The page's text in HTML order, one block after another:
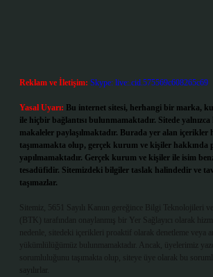
Reklam ve İletişim: Skype: live:.cid.575569c608265c69
Yasal Uyarı: Bu internet sitesi, herhangi bir marka,
ile hiçbir bağlantısı bulunmamaktadır. Sitede yalnızca
makaleler paylaşılmaktadır. Burada yer alan içerikler
taşımamakta olup, gerçek kurum ve kişiler hakkında
yapılmamaktadır. Gerçek kurum ve kişiler ile isim
tesadüfidir. Sitemizdeki bilgiler taslak halindedir ve
taşımazlar.
Sitemiz, 5651 Sayılı Kanun gereğince Bilgi Teknolojileri
(BTK) tarafından onaylanmış bir Yer Sağlayıcı olarak
nedenle, sitedeki içerikleri proaktif olarak denetleme veya
yükümlülüğümüz bulunmamaktadır. Ancak, üyelerimiz
sorumluluğunu taşımakta olup, siteye üye olarak bu
sayılırlar.